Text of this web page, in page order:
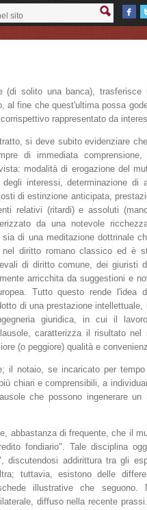
(di solito una banca), trasferisce
al fine che quest'ultima possa
rappresentato da
si deve subito evidenziare
di immediata comprensione,
modalità di erogazione del
interessi, determinazione di
di estinzione anticipata,
relativi (ritardi) e assoluti
da una notevole
di una meditazione dottrinale
diritto romano classico ed è
di diritto comune, dei giuristi
arricchita da suggestioni e
Tutto questo rende l'idea
di una prestazione intellettuale,
giuridica, in cui il
caratterizza il risultato nel
(o peggiore) qualità e
il notaio, se incaricato per tempo
chiari e comprensibili, a
che possono ingenerare un
abbastanza di frequente, che il
fondiario". Tale disciplina
discutendosi addirittura tra gli
tuttavia, esistono delle
illustrative che seguono.
diffuso nella recente